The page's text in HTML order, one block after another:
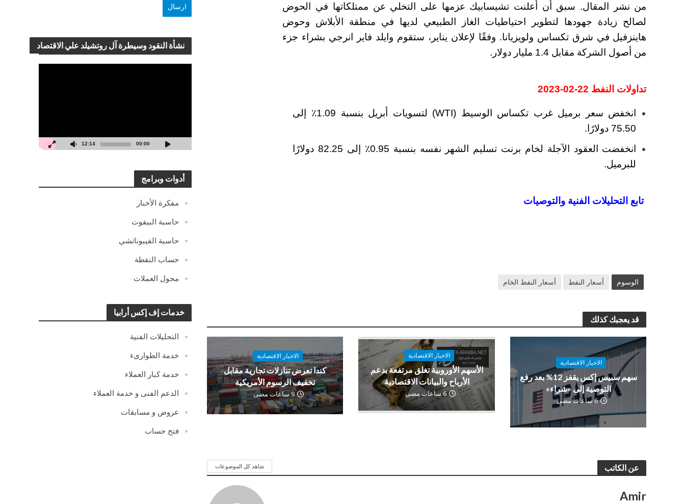
نشأة النقود وسيطرة آل روتشيلد علي الاقتصاد
00:00
12:14
أدوات وبرامج
مفكرة الأخبار
حاسبة البيفوت
حاسبة الفيبوناتشي
حساب النقطة
محول العملات
خدمات إف إكس أرابيا
التحليلات الفنية
خدمة الطوارىء
خدمة كبار العملاء
الدعم الفنى و خدمة العملاء
عروض و مسابقات
فتح حساب
من نشر المقال. سبق أن أعلنت تشيسابيك عزمها على التخلي عن ممتلكاتها في الحوض
لصالح زيادة جهودها لتطوير احتياطيات الغاز الطبيعي لديها في منطقة الأبلاش وحوض
هاينزفيل في شرق تكساس ولويزيانا. وفقًا لإعلان يناير، ستقوم وايلد فاير انرجي بشراء جزء
من أصول الشركة مقابل 1.4 مليار دولار.
تداولات النفط 22-02-2023
انخفض سعر برميل غرب تكساس الوسيط (WTI) لتسويات أبريل بنسبة 1.09٪ إلى
75.50 دولارًا.
انخفضت العقود الآجلة لخام برنت تسليم الشهر نفسه بنسبة 0.95٪ إلى 82.25 دولارًا
للبرميل.
تابع التحليلات الفنية والتوصيات
الوسوم أسعار النفط أسعار النفط الخام
قد يعجبك كذلك
الاخبار الاقتصادية
سهم سبيس إكس يقفز 12% بعد رفع
التوصية إلى «شراء»
6 ساعات مضى
الاخبار الاقتصادية
الأسهم الأوروبية تغلق مرتفعة بدعم
الأرباح والبيانات الاقتصادية
6 ساعات مضى
الاخبار الاقتصادية
كندا تعرض تنازلات تجارية مقابل
تخفيف الرسوم الأمريكية
9 ساعات مضى
عن الكاتب شاهد كل الموضوعات
Amir